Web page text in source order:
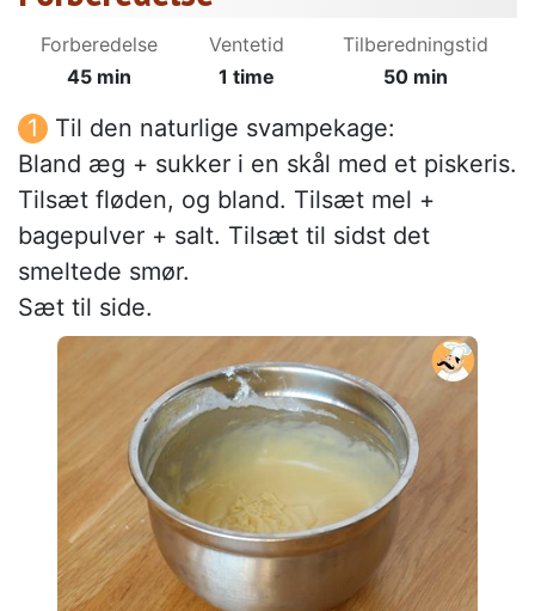
Forberedelse
45 min
Ventetid
1 time
Tilberedningstid
50 min
Til den naturlige svampekage:
Bland æg + sukker i en skål med et piskeris.
Tilsæt fløden, og bland. Tilsæt mel +
bagepulver + salt. Tilsæt til sidst det
smeltede smør.
Sæt til side.